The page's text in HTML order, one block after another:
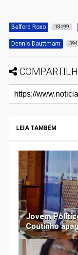
Belford Roxo 18499
Dennis Dauttmam 394
LEIA TAMBÉM
Jovem
Coutinho